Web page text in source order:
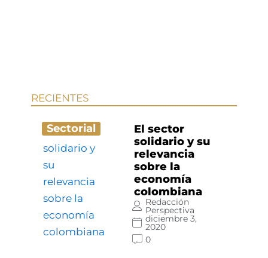
RECIENTES
Sectorial
El sector
solidario y su
relevancia
sobre la
economía
colombiana
Redacción
Perspectiva
diciembre 3,
2020
0